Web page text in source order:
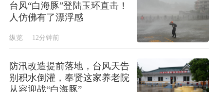
台风“白海豚”登陆玉环直击！
人仿佛有了漂浮感
纵览 12分钟前
防汛改造提前落地，台风天告
别积水倒灌，奉贤这家养老院
从容迎战“白海豚”